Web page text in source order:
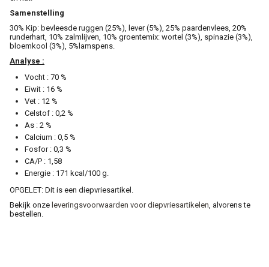
Samenstelling
30% Kip: bevleesde ruggen (25%), lever (5%), 25% paardenvlees, 20%
runderhart, 10% zalmlijven, 10% groentemix: wortel (3%), spinazie (3%),
bloemkool (3%), 5%lamspens.
Analyse :
Vocht : 70 %
Eiwit : 16 %
Vet : 12 %
Celstof : 0,2 %
As : 2 %
Calcium : 0,5 %
Fosfor : 0,3 %
CA/P : 1,58
Energie : 171 kcal/100 g.
OPGELET: Dit is een diepvriesartikel.
Bekijk onze leveringsvoorwaarden voor diepvriesartikelen , alvorens te
bestellen.